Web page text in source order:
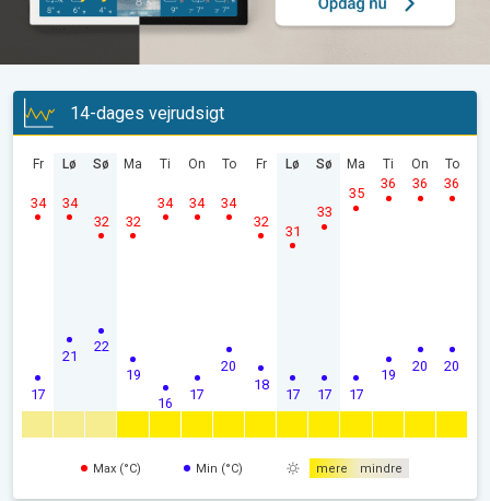
14-dages vejrudsigt
Fr
17
34
Lø
21
34
Sø
22
32
Ma
19
32
Ti
16
34
On
17
34
To
20
34
Fr
18
32
Lø
17
31
Sø
17
33
Ma
17
35
Ti
19
36
On
20
36
To
20
36
Max (°C) Min (°C) mere mindre